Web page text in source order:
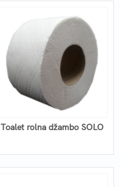
Toalet rolna džambo SOLO